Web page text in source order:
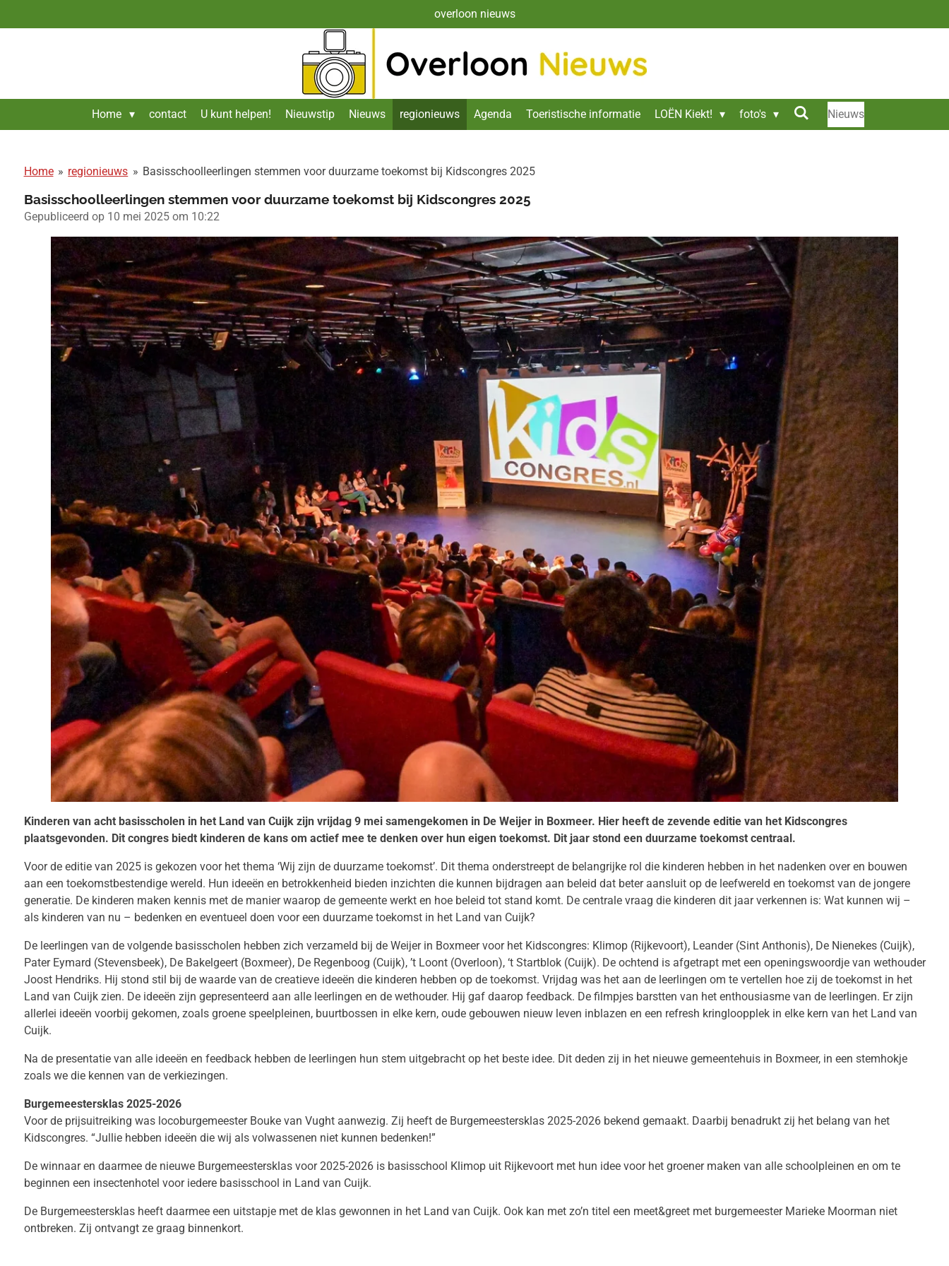
direct
overloon nieuws
Home contact U kunt helpen! Nieuwstip Nieuws regionieuws Agenda Toeristische informatie LOËN Kiekt! foto's Nieuws
Home » regionieuws » Basisschoolleerlingen stemmen voor duurzame toekomst bij Kidscongres 2025
Basisschoolleerlingen stemmen voor duurzame toekomst bij Kidscongres 2025
Gepubliceerd op 10 mei 2025 om 10:22
Kinderen van acht basisscholen in het Land van Cuijk zijn vrijdag 9 mei samengekomen in De Weijer in Boxmeer. Hier heeft de zevende editie van het Kidscongres
plaatsgevonden. Dit congres biedt kinderen de kans om actief mee te denken over hun eigen toekomst. Dit jaar stond een duurzame toekomst centraal.
Voor de editie van 2025 is gekozen voor het thema ‘Wij zijn de duurzame toekomst’. Dit thema onderstreept de belangrijke rol die kinderen hebben in het nadenken over en bouwen
aan een toekomstbestendige wereld. Hun ideeën en betrokkenheid bieden inzichten die kunnen bijdragen aan beleid dat beter aansluit op de leefwereld en toekomst van de jongere
generatie. De kinderen maken kennis met de manier waarop de gemeente werkt en hoe beleid tot stand komt. De centrale vraag die kinderen dit jaar verkennen is: Wat kunnen wij –
als kinderen van nu – bedenken en eventueel doen voor een duurzame toekomst in het Land van Cuijk?
De leerlingen van de volgende basisscholen hebben zich verzameld bij de Weijer in Boxmeer voor het Kidscongres: Klimop (Rijkevoort), Leander (Sint Anthonis), De Nienekes (Cuijk),
Pater Eymard (Stevensbeek), De Bakelgeert (Boxmeer), De Regenboog (Cuijk), ’t Loont (Overloon), ‘t Startblok (Cuijk). De ochtend is afgetrapt met een openingswoordje van wethouder
Joost Hendriks. Hij stond stil bij de waarde van de creatieve ideeën die kinderen hebben op de toekomst. Vrijdag was het aan de leerlingen om te vertellen hoe zij de toekomst in het
Land van Cuijk zien. De ideeën zijn gepresenteerd aan alle leerlingen en de wethouder. Hij gaf daarop feedback. De filmpjes barstten van het enthousiasme van de leerlingen. Er zijn
allerlei ideeën voorbij gekomen, zoals groene speelpleinen, buurtbossen in elke kern, oude gebouwen nieuw leven inblazen en een refresh kringloopplek in elke kern van het Land van
Cuijk.
Na de presentatie van alle ideeën en feedback hebben de leerlingen hun stem uitgebracht op het beste idee. Dit deden zij in het nieuwe gemeentehuis in Boxmeer, in een stemhokje
zoals we die kennen van de verkiezingen.
Burgemeestersklas 2025-2026
Voor de prijsuitreiking was locoburgemeester Bouke van Vught aanwezig. Zij heeft de Burgemeestersklas 2025-2026 bekend gemaakt. Daarbij benadrukt zij het belang van het
Kidscongres. “Jullie hebben ideeën die wij als volwassenen niet kunnen bedenken!”
De winnaar en daarmee de nieuwe Burgemeestersklas voor 2025-2026 is basisschool Klimop uit Rijkevoort met hun idee voor het groener maken van alle schoolpleinen en om te
beginnen een insectenhotel voor iedere basisschool in Land van Cuijk.
De Burgemeestersklas heeft daarmee een uitstapje met de klas gewonnen in het Land van Cuijk. Ook kan met zo’n titel een meet&greet met burgemeester Marieke Moorman niet
ontbreken. Zij ontvangt ze graag binnenkort.